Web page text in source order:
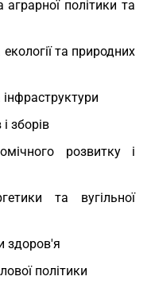
політики та
та природних
зборів
розвитку і
та вугільної
здоров'я
політики